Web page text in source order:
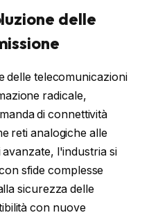
delle
delle telecomunicazioni
radicale,
di connettività
reti analogiche alle
l'industria si
sfide complesse
sicurezza delle
con nuove